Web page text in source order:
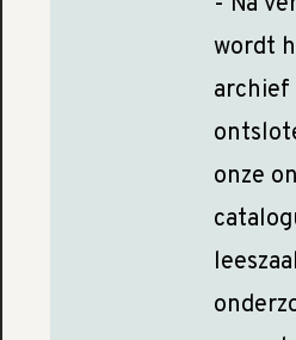
wordt
archief
onze